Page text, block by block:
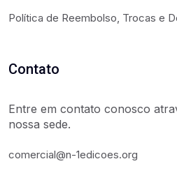
Política de Reembolso, Trocas e
Contato
Entre em contato conosco
nossa sede.
comercial@n-1edicoes.org